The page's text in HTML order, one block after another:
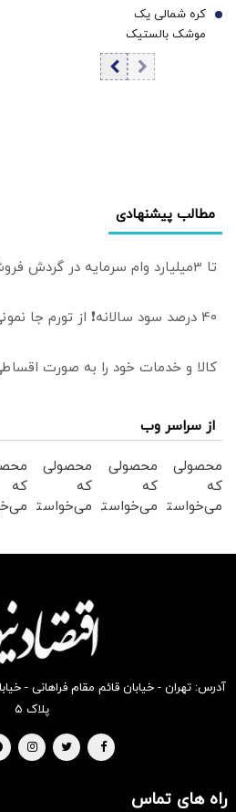
می‌شود
کره شمالی یک
موشک بالستیک
شلیک کرد/ ارتش
کره خبر داد
7
مطالب پیشنهادی
تا 3میلیارد وام سرمایه در گردش فروشندگان
40 درصد سود سالانه❗ از تورم جا نمونی😲
کالا و خدمات خود را به صورت
از سراسر وب
محصولی
که
می‌خواستی
محصولی
که
می‌خواستی
محصولی
که
می‌خواستی
بخر !
که
بخر !
آدرس: تهران - خیابان قائم مقام فراهانی -
پلاک ۵
راه های تماس